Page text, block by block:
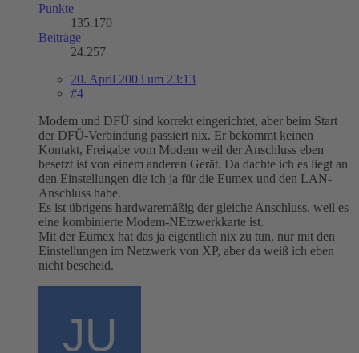
Punkte
135.170
Beiträge
24.257
20. April 2003 um 23:13
#4
Modem und DFÜ sind korrekt eingerichtet, aber beim Start
der DFÜ-Verbindung passiert nix. Er bekommt keinen
Kontakt, Freigabe vom Modem weil der Anschluss eben
besetzt ist von einem anderen Gerät. Da dachte ich es liegt an
den Einstellungen die ich ja für die Eumex und den LAN-
Anschluss habe.
Es ist übrigens hardwaremäßig der gleiche Anschluss, weil es
eine kombinierte Modem-NEtzwerkkarte ist.
Mit der Eumex hat das ja eigentlich nix zu tun, nur mit den
Einstellungen im Netzwerk von XP, aber da weiß ich eben
nicht bescheid.